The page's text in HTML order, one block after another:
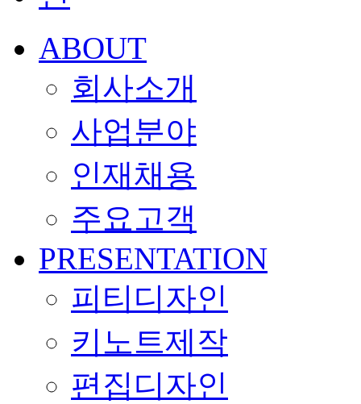
ABOUT
회사소개
사업분야
인재채용
주요고객
PRESENTATION
피티디자인
키노트제작
편집디자인